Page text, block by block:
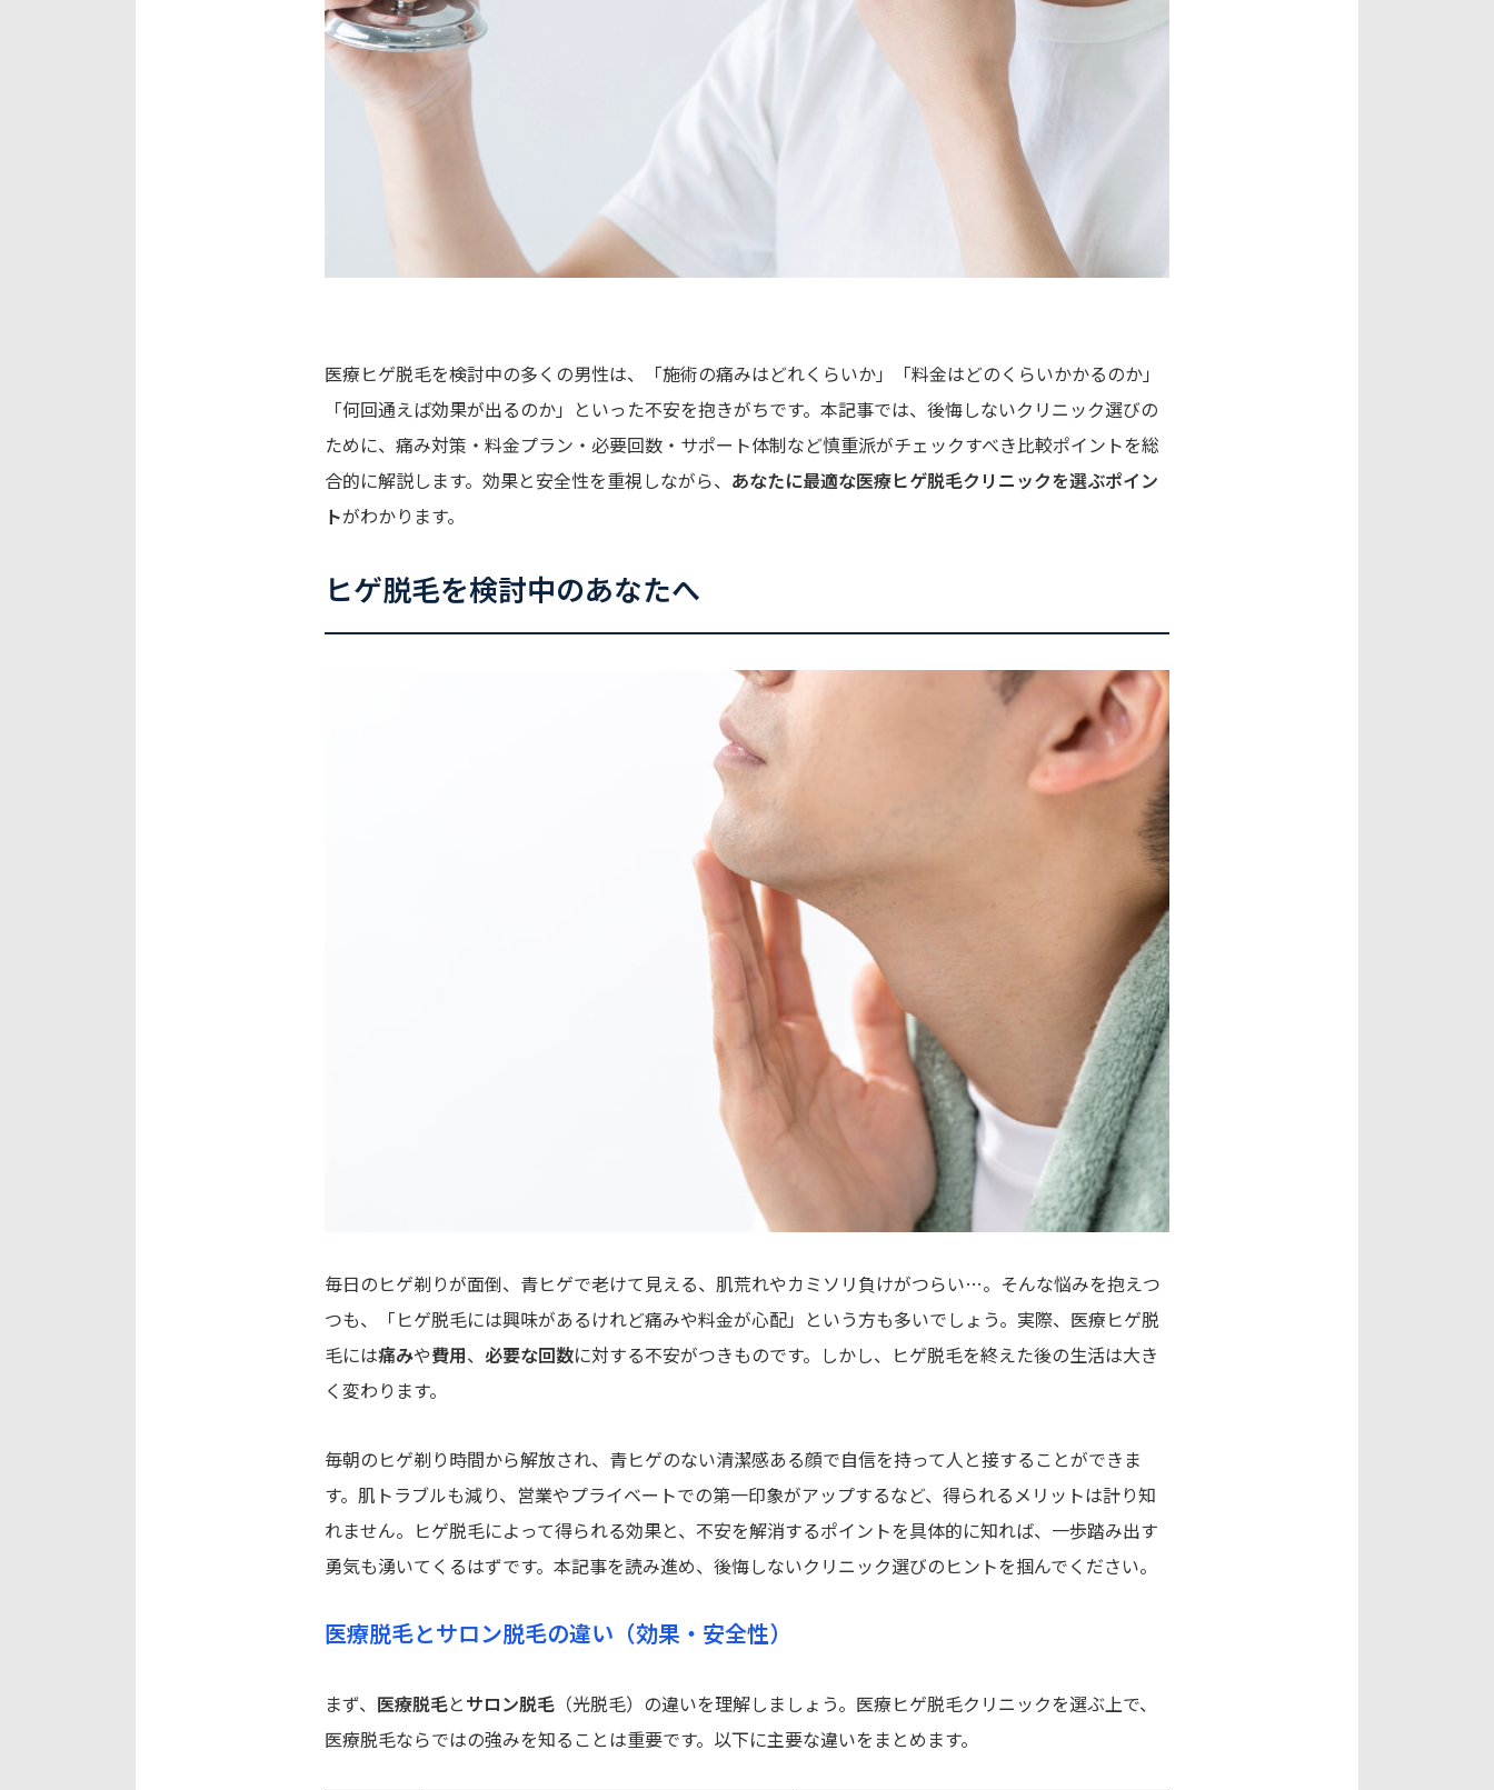
医療ヒゲ脱毛を検討中の多くの男性は、「施術の痛みはどれくらいか」「料金はどのくらいかかるのか」
「何回通えば効果が出るのか」といった不安を抱きがちです。本記事では、後悔しないクリニック選びの
ために、痛み対策・料金プラン・必要回数・サポート体制など慎重派がチェックすべき比較ポイントを総
合的に解説します。効果と安全性を重視しながら、 あなたに最適な医療ヒゲ脱毛クリニックを選ぶポイン
トがわかります。
ヒゲ脱毛を検討中のあなたへ
毎日のヒゲ剃りが面倒、青ヒゲで老けて見える、肌荒れやカミソリ負けがつらい…。そんな悩みを抱えつ
つも、「ヒゲ脱毛には興味があるけれど痛みや料金が心配」という方も多いでしょう。実際、医療ヒゲ脱
毛には痛みや費用、 必要な回数に対する不安がつきものです。しかし、ヒゲ脱毛を終えた後の生活は大き
く変わります。
毎朝のヒゲ剃り時間から解放され、青ヒゲのない清潔感ある顔で自信を持って人と接することができま
す。肌トラブルも減り、営業やプライベートでの第一印象がアップするなど、得られるメリットは計り知
れません。ヒゲ脱毛によって得られる効果と、不安を解消するポイントを具体的に知れば、一歩踏み出す
勇気も湧いてくるはずです。本記事を読み進め、後悔しないクリニック選びのヒントを掴んでください。
医療脱毛とサロン脱毛の違い（効果・安全性）
まず、 医療脱毛とサロン脱毛 （光脱毛）の違いを理解しましょう。医療ヒゲ脱毛クリニックを選ぶ上で、
医療脱毛ならではの強みを知ることは重要です。以下に主要な違いをまとめます。